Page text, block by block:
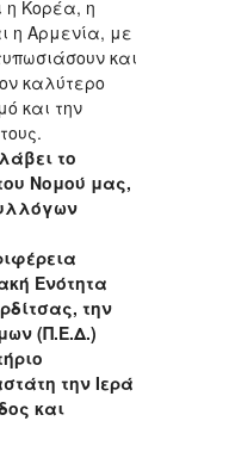
η Κορέα, η
η Αρμενία, με
και
καλύτερο
και την
το
Νομού μας,
Ενότητα
την
(Π.Ε.Δ.)
την Ιερά
και